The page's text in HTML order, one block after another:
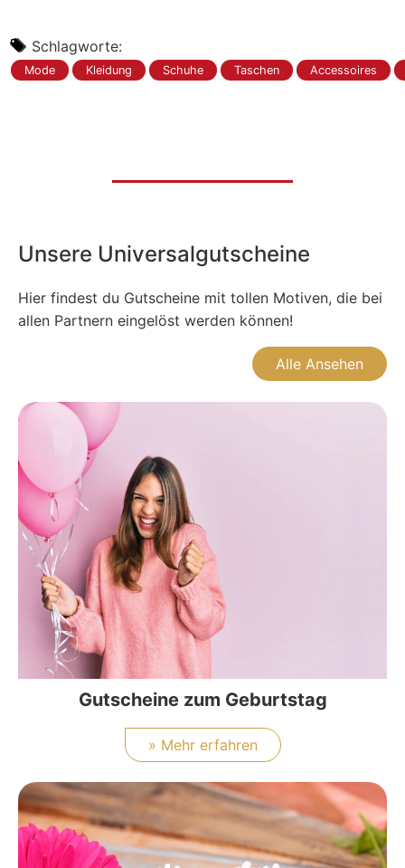
Schlagworte:
Mode Kleidung Schuhe Taschen Accessoires
Unsere Universalgutscheine
Hier findest du Gutscheine mit tollen Motiven, die bei
allen Partnern eingelöst werden können!
Alle Ansehen
Gutscheine zum Geburtstag
» Mehr erfahren